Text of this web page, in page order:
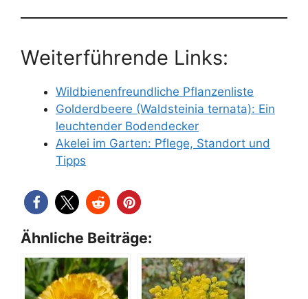
Weiterführende Links:
Wildbienenfreundliche Pflanzenliste
Golderdbeere (Waldsteinia ternata): Ein
leuchtender Bodendecker
Akelei im Garten: Pflege, Standort und
Tipps
Ähnliche Beiträge: